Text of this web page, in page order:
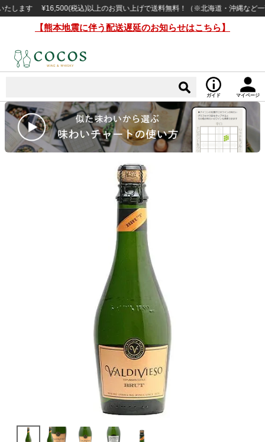
す ¥16,500(税込)以上のお買い上げで送料無料！（※北海道・沖縄など一部例外
【熊本地震に伴う配送遅延のお知らせはこちら】
ガイド マイページ